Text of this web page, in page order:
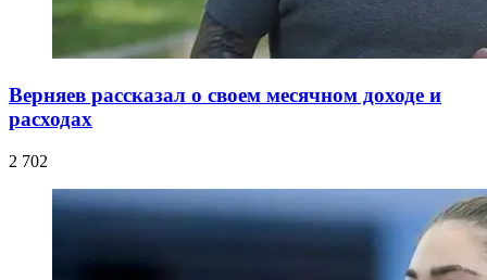
Верняев рассказал о своем месячном доходе и
расходах
2 702